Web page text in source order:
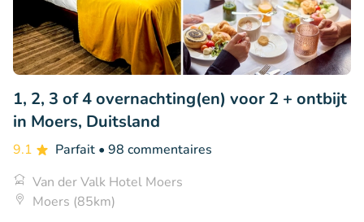
1, 2, 3 of 4 overnachting(en) voor 2 + ontbijt
in Moers, Duitsland
9.1 Parfait • 98 commentaires
Van der Valk Hotel Moers
Moers (85km)